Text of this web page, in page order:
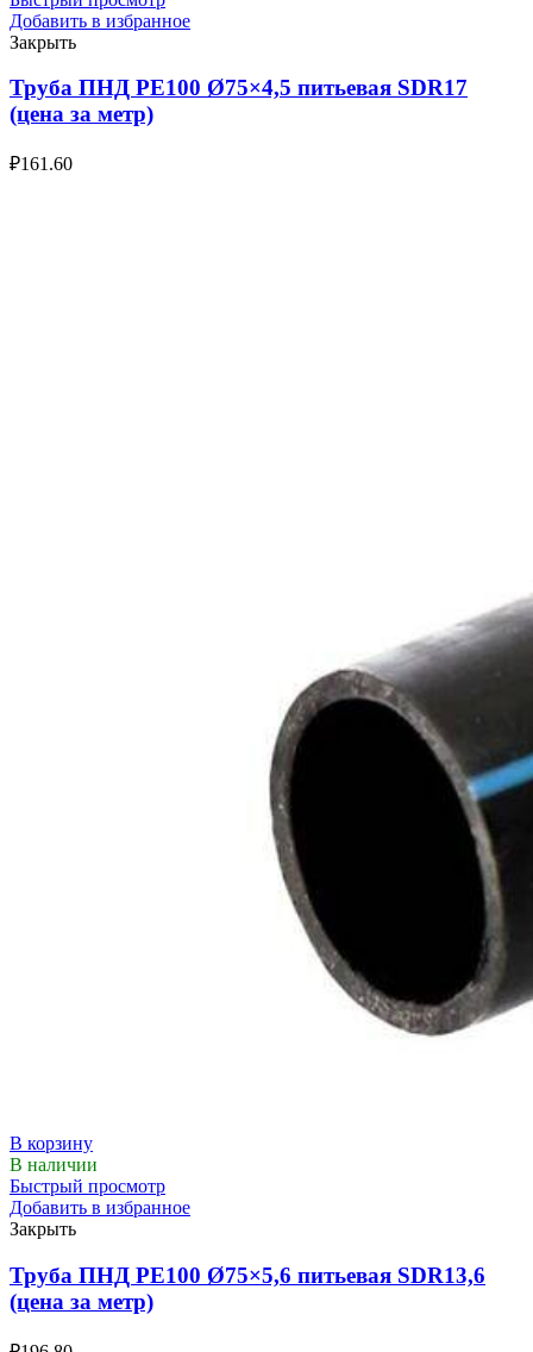
Добавить в избранное
Закрыть
Труба ПНД РЕ100 Ø75×4,5 питьевая SDR17
(цена за метр)
₽161.60
В корзину
В наличии
Быстрый просмотр
Добавить в избранное
Закрыть
Труба ПНД РЕ100 Ø75×5,6 питьевая SDR13,6
(цена за метр)